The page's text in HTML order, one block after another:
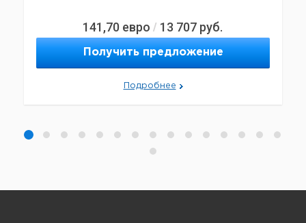
141,70 евро / 13 707 руб.
Получить предложение
Подробнее